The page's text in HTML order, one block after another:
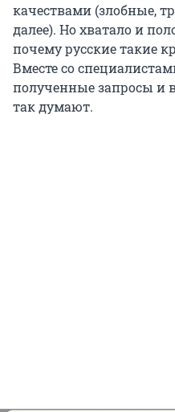
качествами (злобные,
далее). Но хватало и
почему русские такие
Вместе со
полученные запросы и
так думают.